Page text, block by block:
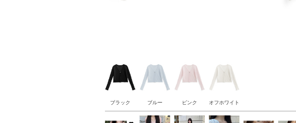
ブラック ブルー ピンク オフホワイト